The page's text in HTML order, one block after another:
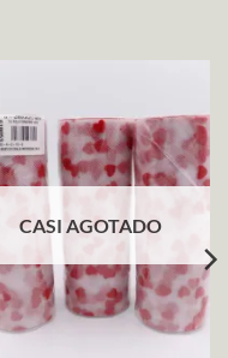
CASI AGOTADO